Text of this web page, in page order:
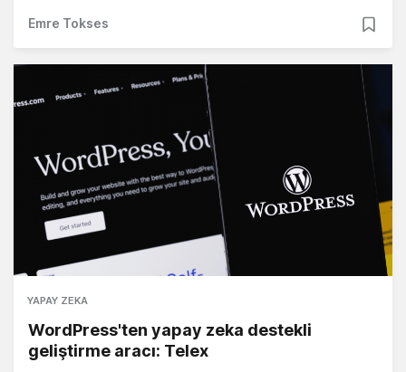
Emre Tokses
YAPAY ZEKA
WordPress'ten yapay zeka destekli
geliştirme aracı: Telex